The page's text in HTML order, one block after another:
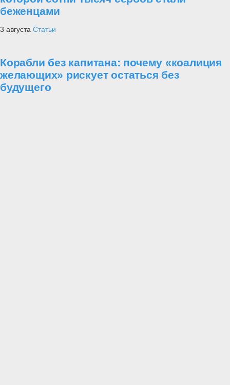
беженцами
3 августа Статьи
Корабли без капитана: почему «коалиция
желающих» рискует остаться без
будущего